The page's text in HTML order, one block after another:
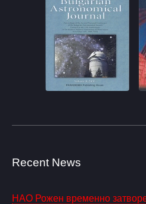
Recent News
НАО Рожен временно